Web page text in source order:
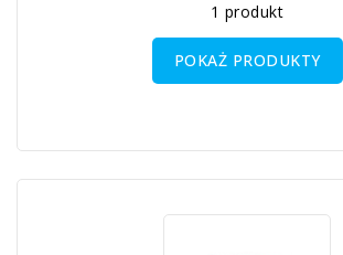
1 produkt
POKAŻ PRODUKTY